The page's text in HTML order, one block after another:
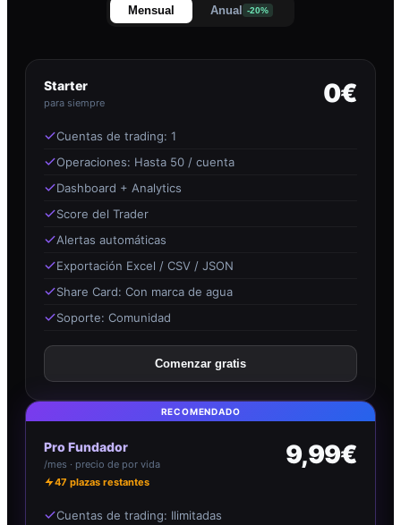
Mensual Anual -20%
Starter
para siempre 0€
Cuentas de trading: 1
Operaciones: Hasta 50 / cuenta
Dashboard + Analytics
Score del Trader
Alertas automáticas
Exportación Excel / CSV / JSON
Share Card: Con marca de agua
Soporte: Comunidad
Comenzar gratis
RECOMENDADO
Pro Fundador
/mes · precio de por vida
47 plazas restantes
9,99€
Cuentas de trading: Ilimitadas